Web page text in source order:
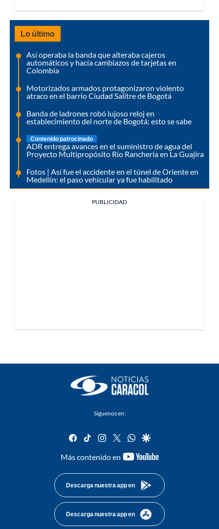
Lo último
Así operaba la banda que alteraba cajeros
automáticos y hacía cambiazos de tarjetas en
Colombia
Motorizados armados protagonizaron violento
atraco en el barrio Ciudad Salitre de Bogotá
Banda de ladrones robó lujoso reloj en
establecimiento del norte de Bogotá: esto se sabe
Contenido patrocinado
ADR entrega avances en el suministro de agua del
Proyecto Multipropósito Río Ranchería en La Guajira
Fotos | Así fue el accidente en el túnel de Oriente en
Medellín: el paso vehicular ya fue habilitado
PUBLICIDAD
Síguenos en:
facebook
tiktok instagram
twitterwhatsapp
google
Más contenido en
youtube-
Descarga nuestra app en
Descarga nuestra app en